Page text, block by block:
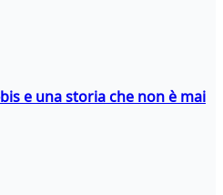
e una storia che non è mai